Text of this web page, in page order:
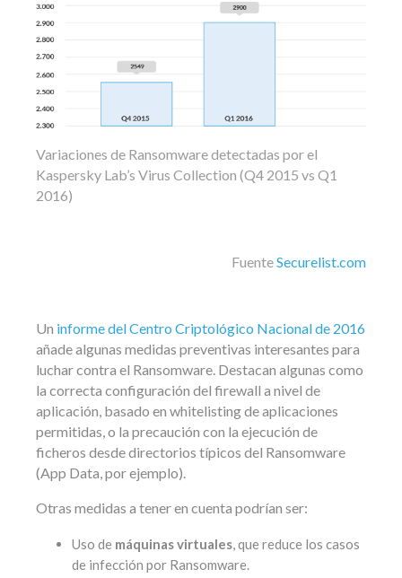
Variaciones de Ransomware detectadas por el
Kaspersky Lab’s Virus Collection (Q4 2015 vs Q1
2016)
FuenteSecurelist.com
Un informe del Centro Criptológico Nacional de 2016
añade algunas medidas preventivas interesantes para
luchar contra el Ransomware. Destacan algunas como
la correcta configuración del firewall a nivel de
aplicación, basado en whitelisting de aplicaciones
permitidas, o la precaución con la ejecución de
ficheros desde directorios típicos del Ransomware
(App Data, por ejemplo).
Otras medidas a tener en cuenta podrían ser:
Uso de máquinas virtuales, que reduce los casos
de infección por Ransomware.